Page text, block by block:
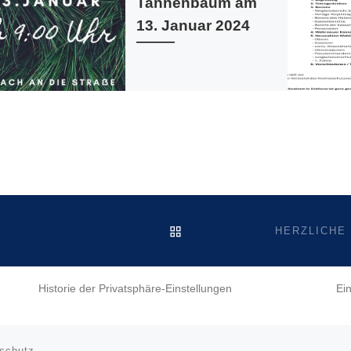
13. Januar 2024
ZURÜCK ZUR
Historie der Privatsphäre-Einstellungen